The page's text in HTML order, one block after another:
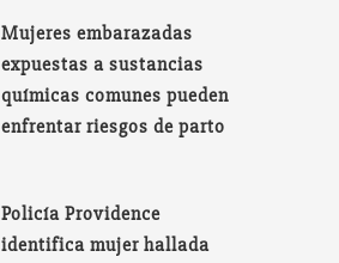
Mujeres embarazadas
expuestas a sustancias
químicas comunes pueden
enfrentar riesgos de parto
Policía Providence
identifica mujer hallada